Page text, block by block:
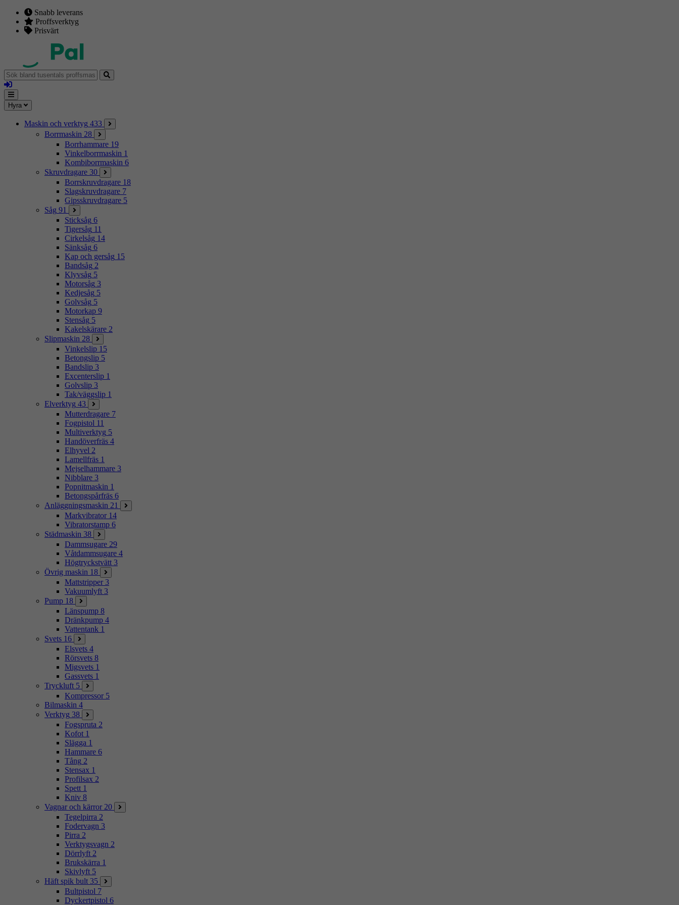
Snabb leverans
Proffsverktyg
Prisvärt
Sök
bland
tusentals
proffsmaskiner
Logga
in
Mina
sidor
Meny
Hyra
Maskin och verktyg 433
Borrmaskin 28
Borrhammare 19
Vinkelborrmaskin 1
Kombiborrmaskin 6
Skruvdragare 30
Borrskruvdragare 18
Slagskruvdragare 7
Gipsskruvdragare 5
Såg 91
Sticksåg 6
Tigersåg 11
Cirkelsåg 14
Sänksåg 6
Kap och gersåg 15
Bandsåg 2
Klyvsåg 5
Motorsåg 3
Kedjesåg 5
Golvsåg 5
Motorkap 9
Stensåg 5
Kakelskärare 2
Slipmaskin 28
Vinkelslip 15
Betongslip 5
Bandslip 3
Excenterslip 1
Golvslip 3
Tak/väggslip 1
Elverktyg 43
Mutterdragare 7
Fogpistol 11
Multiverktyg 5
Handöverfräs 4
Elhyvel 2
Lamellfräs 1
Mejselhammare 3
Nibblare 3
Popnitmaskin 1
Betongspårfräs 6
Anläggningsmaskin 21
Markvibrator 14
Vibratorstamp 6
Städmaskin 38
Dammsugare 29
Våtdammsugare 4
Högtryckstvätt 3
Övrig maskin 18
Mattstripper 3
Vakuumlyft 3
Pump 18
Länspump 8
Dränkpump 4
Vattentank 1
Svets 16
Elsvets 4
Rörsvets 8
Migsvets 1
Gassvets 1
Tryckluft 5
Kompressor 5
Bilmaskin 4
Verktyg 38
Fogspruta 2
Kofot 1
Slägga 1
Hammare 6
Tång 2
Stensax 1
Profilsax 2
Spett 1
Kniv 8
Vagnar och kärror 20
Tegelpirra 2
Fodervagn 3
Pirra 2
Verktygsvagn 2
Dörrlyft 2
Brukskärra 1
Skivlyft 5
Häft spik bult 35
Bultpistol 7
Dyckertpistol 6